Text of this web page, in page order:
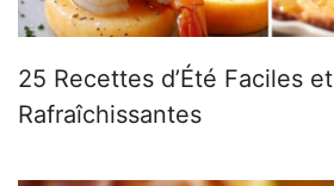
25 Recettes d’Été Faciles et
Rafraîchissantes